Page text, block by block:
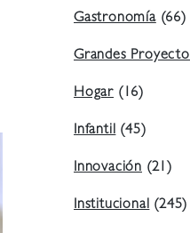
Gastronomía(66)
Grandes
Hogar (16)
Infantil(45)
Innovación (21)
Institucional(245)